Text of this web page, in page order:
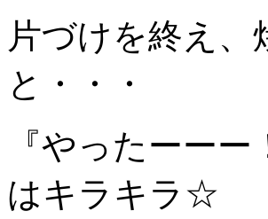
片づけを終え
と・・・
『やったーー
はキラキラ☆